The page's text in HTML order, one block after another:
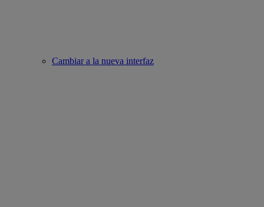
Cambiar a la nueva interfaz